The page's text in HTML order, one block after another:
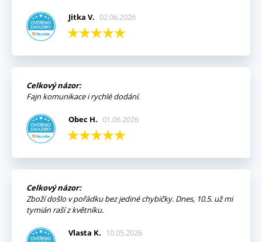
Jitka V. 02.06.2026
Celkový názor:
Fajn komunikace i rychlé dodání.
Obec H. 01.06.2026
Celkový názor:
Zboží došlo v pořádku bez jediné chybičky. Dnes, 10.5. už mi
tymián raší z květníku.
Vlasta K. 10.05.2026